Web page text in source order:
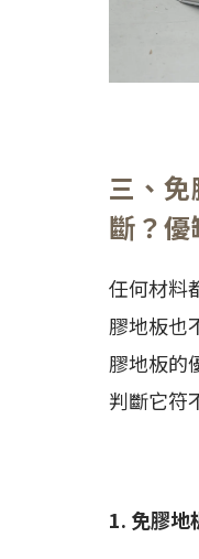
三、
斷？
任何材料
膠地板也
膠地板的
判斷它符
1. 免膠地